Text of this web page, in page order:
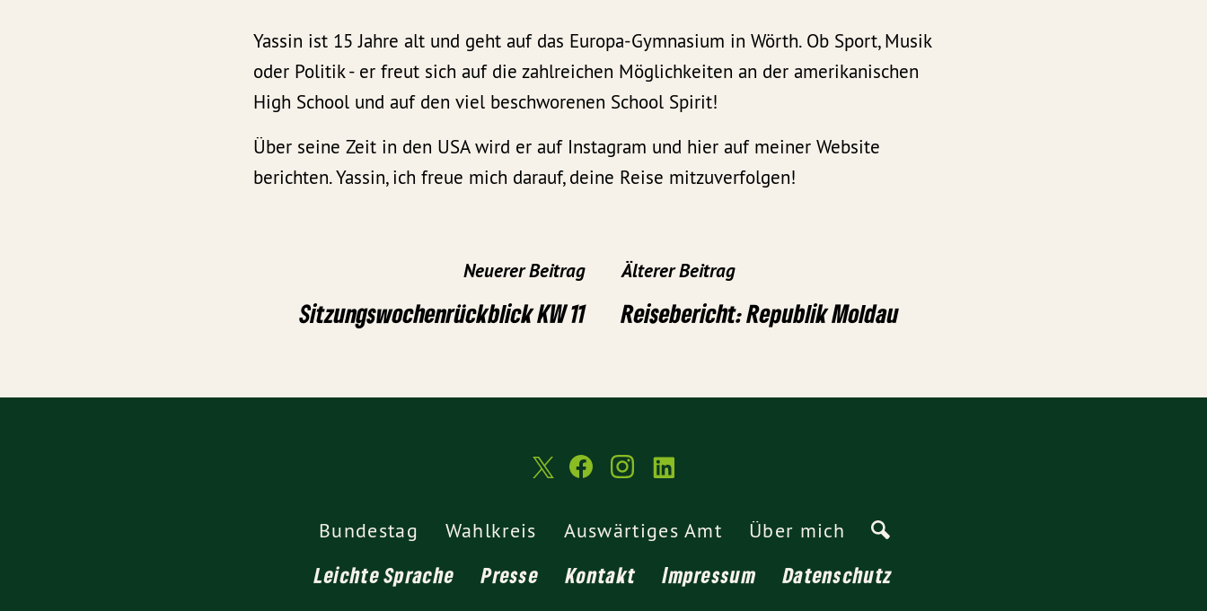
Yassin ist 15 Jahre alt und geht auf das Europa-Gymnasium in Wörth. Ob Sport, Musik
oder Politik - er freut sich auf die zahlreichen Möglichkeiten an der amerikanischen
High School und auf den viel beschworenen School Spirit!
Über seine Zeit in den USA wird er auf Instagram und hier auf meiner Website
berichten. Yassin, ich freue mich darauf, deine Reise mitzuverfolgen!
Neuerer Beitrag
Sitzungswochenrückblick KW 11
Älterer Beitrag
Reisebericht: Republik Moldau
Bundestag Wahlkreis Auswärtiges Amt Über mich
Leichte Sprache Presse Kontakt Impressum Datenschutz